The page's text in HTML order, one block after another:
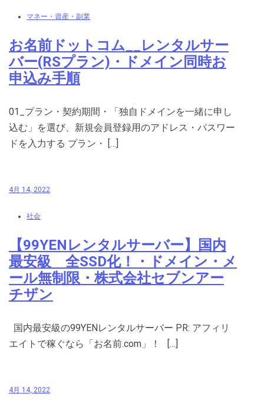
マネー・資産・副業
お名前ドットコム__レンタルサー
バー(RSプラン)・ドメイン同時お
申込み手順
01_プラン・契約期間・「独自ドメインを一緒に申し
込む」を選び、新規会員登録用のアドレス・パスワー
ドを入力する プラン・ […]
4月 14, 2022
社会
【99YENレンタルサーバー】国内
最安級 全SSD化！・ドメイン・メ
ール無制限・株式会社セブンアー
チザン
国内最安級の99YENレンタルサーバー PR: アフィリ
エイトで稼ぐなら「お名前.com」！ […]
4月 14, 2022